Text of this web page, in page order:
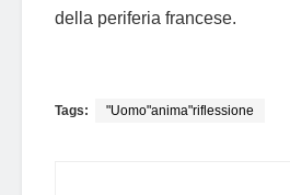
della periferia francese.
Tags: "Uomo"anima"riflessione